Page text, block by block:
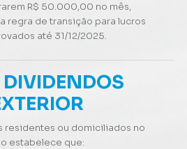
R$ 50.000,00 no mês,
regra de transição para lucros
até 31/12/2025.
DIVIDENDOS
residentes ou domiciliados no
estabelece que: